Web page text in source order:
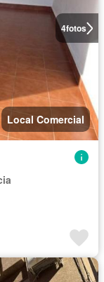
4fotos
Local Comercial